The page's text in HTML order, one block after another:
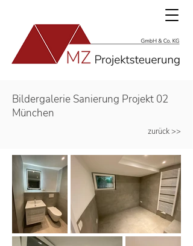
Bildergalerie Sanierung Projekt 02
München
zurück >>